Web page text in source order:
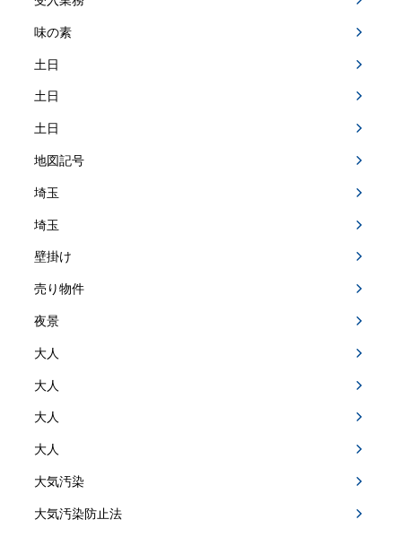
味の素
土日
土日
土日
地図記号
埼玉
埼玉
壁掛け
売り物件
夜景
大人
大人
大人
大人
大気汚染
大気汚染防止法